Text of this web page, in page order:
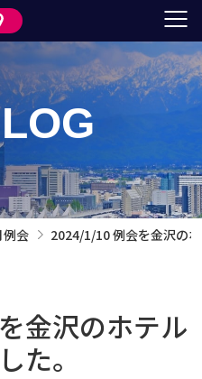
例会 2024/1/10 例会を金沢の
金沢のホテル
た。